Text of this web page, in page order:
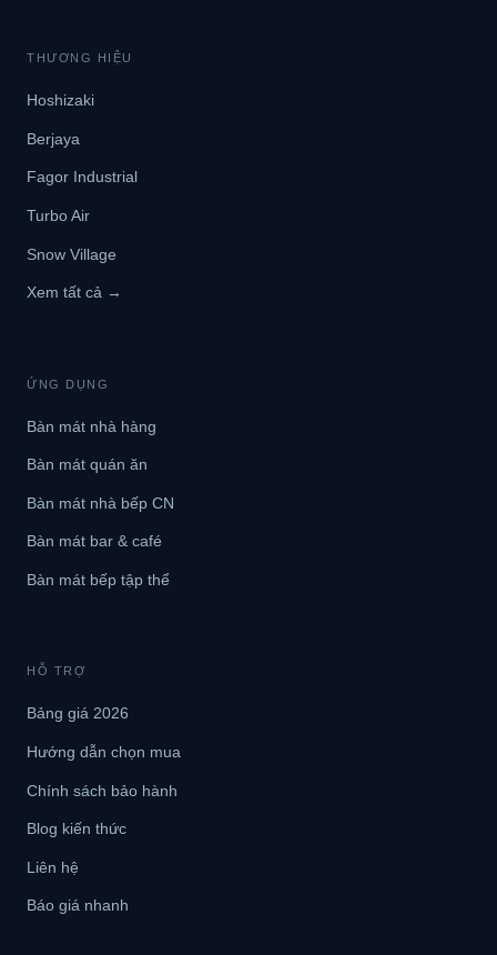
THƯƠNG HIỆU
Hoshizaki
Berjaya
Fagor Industrial
Turbo Air
Snow Village
Xem tất cả →
ỨNG DỤNG
Bàn mát nhà hàng
Bàn mát quán ăn
Bàn mát nhà bếp CN
Bàn mát bar & café
Bàn mát bếp tập thể
HỖ TRỢ
Bảng giá 2026
Hướng dẫn chọn mua
Chính sách bảo hành
Blog kiến thức
Liên hệ
Báo giá nhanh